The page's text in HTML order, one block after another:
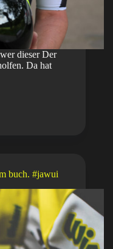
dieser Der
Da hat
buch. #jawui